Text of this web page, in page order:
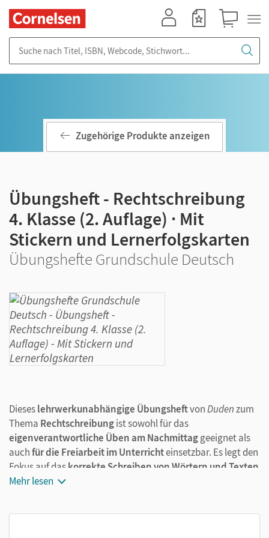
Zugehörige Produkte anzeigen
Übungsheft - Rechtschreibung
4. Klasse (2. Auflage) · Mit
Stickern und Lernerfolgskarten
Übungshefte Grundschule Deutsch
Dieseslehrwerkunabhängige ÜbungsheftvonDudenzum
Thema Rechtschreibungist sowohl für das
eigenverantwortliche Üben am Nachmittaggeeignet als
auchfür die Freiarbeit im Unterrichteinsetzbar. Es legt den
Fokus auf das korrekte Schreiben von Wörtern und Texten
und umfasst einen kompletten Trainingsplan für den Stoff
Mehr lesen